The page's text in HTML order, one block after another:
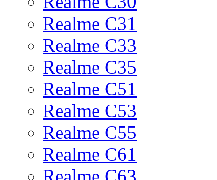
Realme C31
Realme C33
Realme C35
Realme C51
Realme C53
Realme C55
Realme C61
Realme C63